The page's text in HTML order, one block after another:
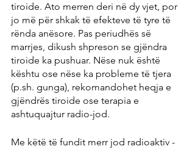
tiroide. Ato merren deri në dy vjet, por
jo më për shkak të efekteve të tyre të
rënda anësore. Pas periudhës së
marrjes, dikush shpreson se gjëndra
tiroide ka pushuar. Nëse nuk është
kështu ose nëse ka probleme të tjera
(p.sh. gunga), rekomandohet heqja e
gjëndrës tiroide ose terapia e
ashtuquajtur radio-jod.
Me këtë të fundit merr jod radioaktiv -